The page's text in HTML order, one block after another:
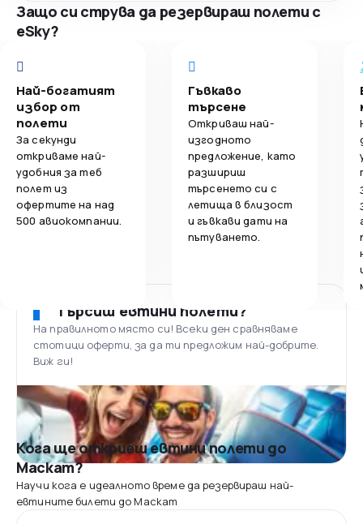
Защо си струва да резервираш полети с
eSky?
Най-богатият
избор от
полети
За секунди
откриваме най-
удобния за теб
полет из
офертите на над
500 авиокомпании.
Гъвкаво
търсене
Откриваш най-
изгодното
предложение, като
разшириш
търсенето си с
летища в близост
и гъвкави дати на
пътуването.
Търсиш евтини полети?
На правилното място си! Всеки ден сравняваме
стотици оферти, за да ти предложим най-добрите.
Виж ги!
Кога ще откриеш евтини полети до
Маскат?
Научи кога е идеалното време да резервираш най-
евтините билети до Маскат